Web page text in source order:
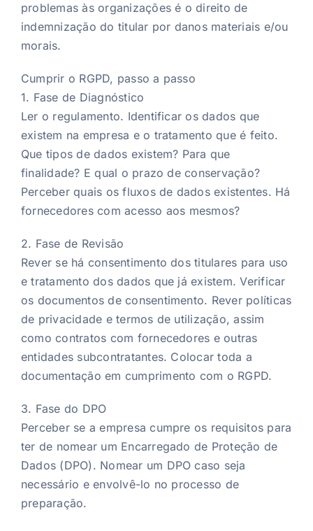
problemas às organizações é o direito de
indemnização do titular por danos materiais e/ou
morais.
Cumprir o RGPD, passo a passo
1. Fase de Diagnóstico
Ler o regulamento. Identificar os dados que
existem na empresa e o tratamento que é feito.
Que tipos de dados existem? Para que
finalidade? E qual o prazo de conservação?
Perceber quais os fluxos de dados existentes. Há
fornecedores com acesso aos mesmos?
2. Fase de Revisão
Rever se há consentimento dos titulares para uso
e tratamento dos dados que já existem. Verificar
os documentos de consentimento. Rever políticas
de privacidade e termos de utilização, assim
como contratos com fornecedores e outras
entidades subcontratantes. Colocar toda a
documentação em cumprimento com o RGPD.
3. Fase do DPO
Perceber se a empresa cumpre os requisitos para
ter de nomear um Encarregado de Proteção de
Dados (DPO). Nomear um DPO caso seja
necessário e envolvê-lo no processo de
preparação.